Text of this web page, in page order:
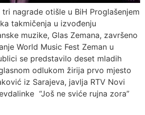
tri nagrade otišle u BiH Proglašenjem
takmičenja u izvođenju
muzike, Glas Zemana, završeno
World Music Fest Zeman u
se predstavilo deset mladih
odlukom žirija prvo mjesto
iz Sarajeva, javlja RTV Novi
“Još ne sviće rujna zora”